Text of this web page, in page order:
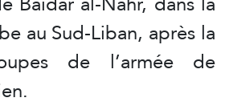
au Sud-Liban, après la
de l’armée de